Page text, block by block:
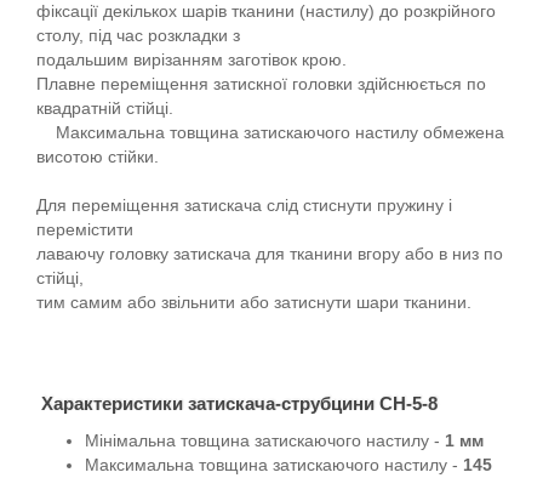
фіксації декількох шарів тканини (настилу) до розкрійного
столу, під час розкладки з
подальшим вирізанням заготівок крою.
Плавне переміщення затискної головки здійснюється по
квадратній стійці.
Максимальна товщина затискаючого настилу обмежена
висотою стійки.
Для переміщення затискача слід стиснути пружину і
перемістити
лаваючу головку затискача для тканини вгору або в низ по
стійці,
тим самим або звільнити або затиснути шари тканини.
Характеристики затискача-струбцини CH-5-8
Мінімальна товщина затискаючого настилу - 1 мм
Максимальна товщина затискаючого настилу - 145